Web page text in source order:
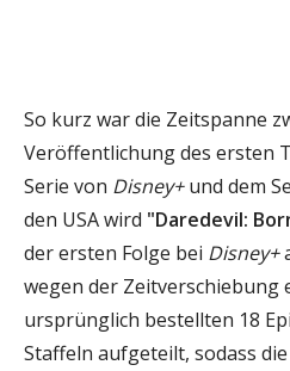
So kurz war die Zeitspanne
Veröffentlichung des ersten
Serie von Disney+und dem
den USA wird "Daredevil:
der ersten Folge bei Disney+
wegen der Zeitverschiebung
ursprünglich bestellten 18
Staffeln aufgeteilt, sodass